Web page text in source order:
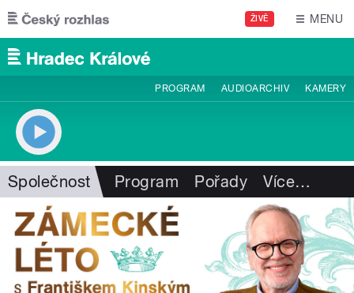
Přejít k hlavnímu obsahu
ŽIVĚ MENU
PROGRAM AUDIOARCHIV KAMERY
Společnost Program Pořady Více…